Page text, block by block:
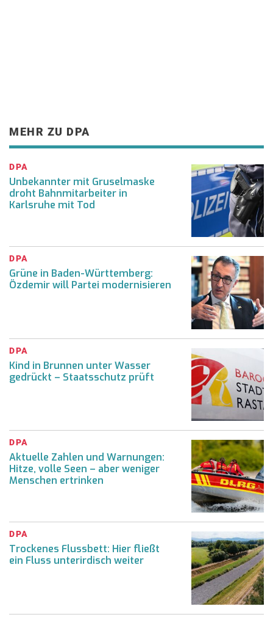
MEHR ZU DPA
DPA
Unbekannter mit Gruselmaske
droht Bahnmitarbeiter in
Karlsruhe mit Tod
DPA
Grüne in Baden-Württemberg:
Özdemir will Partei modernisieren
DPA
Kind in Brunnen unter Wasser
gedrückt – Staatsschutz prüft
DPA
Aktuelle Zahlen und Warnungen:
Hitze, volle Seen – aber weniger
Menschen ertrinken
DPA
Trockenes Flussbett: Hier fließt
ein Fluss unterirdisch weiter